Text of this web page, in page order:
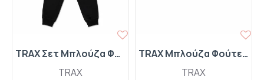
TRAX
TRAX Σετ Μπλούζα Φούτερ και Παντελόνι Φόρμας "Paris" 50827 Μαύρο
TRAX
TRAX Μπλούζα Φούτερ με Κουκούλα 50845 Μαύρο